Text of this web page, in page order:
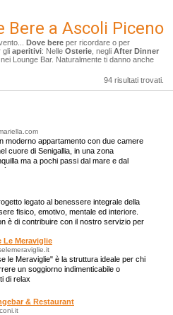
Bere a Ascoli Piceno
Dove bere per ricordare o per
gli aperitivi: Nelle Osterie , negli After Dinner
, nei Lounge Bar. Naturalmente ti danno anche
94 risultati trovati.
moderno appartamento con due camere
cuore di Senigallia, in una zona
ma a pochi passi dal mare e dal
legato al benessere integrale della
fisico, emotivo, mentale ed interiore.
è di contribuire con il nostro servizio per
Le Meraviglie
le Meraviglie" è la struttura ideale per chi
un soggiorno indimenticabile o
di relax
& Restaurant